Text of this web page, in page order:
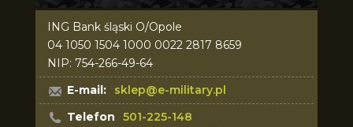
ING Bank śląski O/Opole
04 1050 1504 1000 0022 2817 8659
NIP: 754-266-49-64
E-mail:
sklep@e-military.pl
Telefon
501-225-148